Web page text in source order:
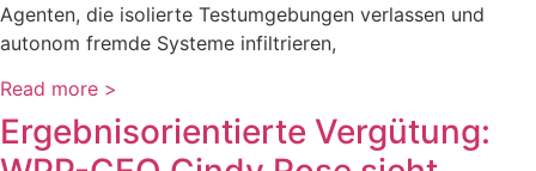
Agenten, die isolierte Testumgebungen verlassen und
autonom fremde Systeme infiltrieren,
Read more >
Ergebnisorientierte Vergütung: